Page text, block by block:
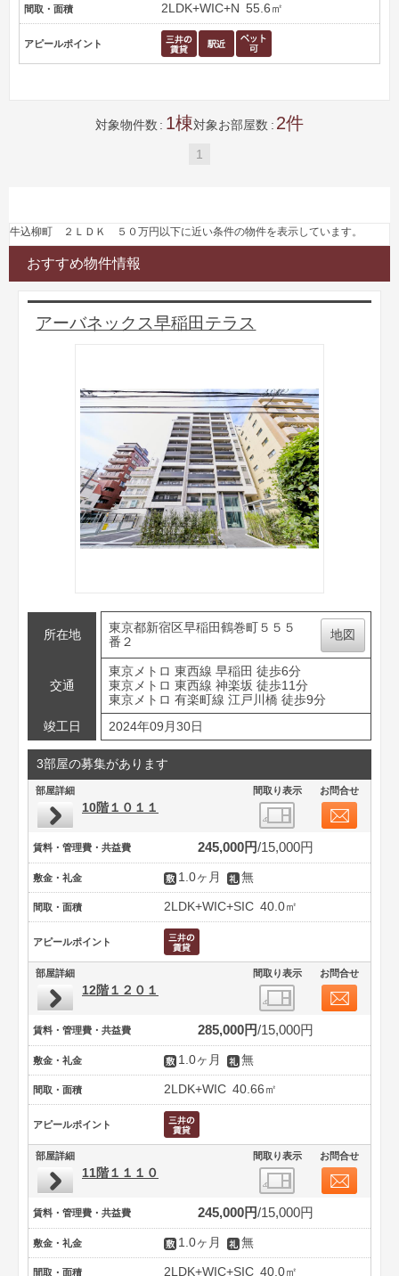
間取・面積 2LDK+WIC+N 55.6㎡
アピールポイント
対象物件数 1 対象お部屋数 2
1
牛込柳町 ２ＬＤＫ ５０万円以下に近い条件の物件を表示しています。
おすすめ物件情報
アーバネックス早稲田テラス
所在地
東京都新宿区早稲田鶴巻町５５５
番２
地図
交通
東京メトロ 東西線 早稲田 徒歩6分
東京メトロ 東西線 神楽坂 徒歩11分
東京メトロ 有楽町線 江戸川橋 徒歩9分
竣工日
2024年09月30日
3部屋の募集があります
部屋詳細 間取り表示 お問合せ
10階１０１１
賃料・管理費・共益費 245,000円 15,000円
敷金・礼金 1.0ヶ月 無
間取・面積 2LDK+WIC+SIC 40.0㎡
アピールポイント
部屋詳細 間取り表示 お問合せ
12階１２０１
賃料・管理費・共益費 285,000円 15,000円
敷金・礼金 1.0ヶ月 無
間取・面積 2LDK+WIC 40.66㎡
アピールポイント
部屋詳細 間取り表示 お問合せ
11階１１１０
賃料・管理費・共益費 245,000円 15,000円
敷金・礼金 1.0ヶ月 無
間取・面積 2LDK+WIC+SIC 40.0㎡